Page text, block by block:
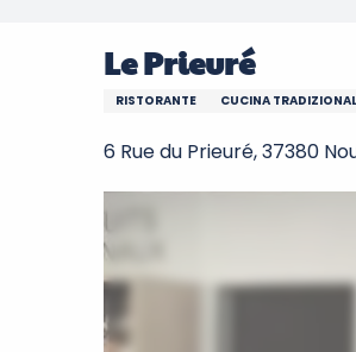
Le Prieuré
RISTORANTE CUCINA
6 Rue du Prieuré, 37380